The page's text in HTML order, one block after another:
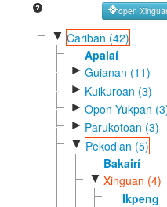
Reference Search
GlottoScope
open
▼ Cariban (42)
Apalaí
► Guianan (11)
► Kuikuroan (3)
► Opon-Yukpan
► Parukotoan (3)
▼ Pekodian (5)
Bakairí
▼ Xinguan (4)
Ikpeng